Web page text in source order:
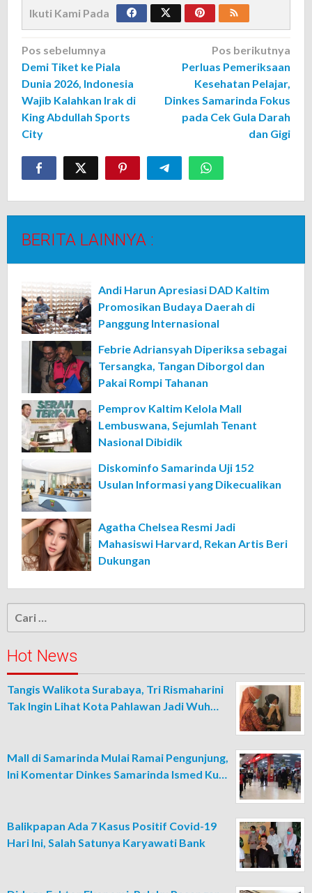
Ikuti Kami Pada
Navigasi
pos
Pos sebelumnya
Demi Tiket ke Piala
Dunia 2026, Indonesia
Wajib Kalahkan Irak di
King Abdullah Sports
City
Pos berikutnya
Perluas Pemeriksaan
Kesehatan Pelajar,
Dinkes Samarinda Fokus
pada Cek Gula Darah
dan Gigi
BERITA LAINNYA :
Andi Harun Apresiasi DAD Kaltim
Promosikan Budaya Daerah di
Panggung Internasional
Febrie Adriansyah Diperiksa sebagai
Tersangka, Tangan Diborgol dan
Pakai Rompi Tahanan
Pemprov Kaltim Kelola Mall
Lembuswana, Sejumlah Tenant
Nasional Dibidik
Diskominfo Samarinda Uji 152
Usulan Informasi yang Dikecualikan
Agatha Chelsea Resmi Jadi
Mahasiswi Harvard, Rekan Artis Beri
Dukungan
Hot News
Tangis Walikota Surabaya, Tri Rismaharini
Tak Ingin Lihat Kota Pahlawan Jadi Wuh…
Mall di Samarinda Mulai Ramai Pengunjung,
Ini Komentar Dinkes Samarinda Ismed Ku…
Balikpapan Ada 7 Kasus Positif Covid-19
Hari Ini, Salah Satunya Karyawati Bank